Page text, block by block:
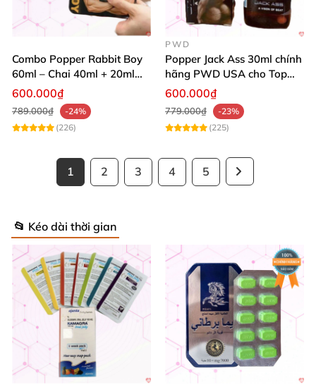
Combo Popper Rabbit Boy
60ml – Chai 40ml + 20ml
Siêu Mạnh Dành Riêng Cho
600.000₫
789.000₫
-24%
(226)
PWD
Popper Jack Ass 30ml chính
hãng PWD USA cho Top
Bot
600.000₫
779.000₫
-23%
(225)
1 2 3 4 5
📂 Kéo dài thời gian